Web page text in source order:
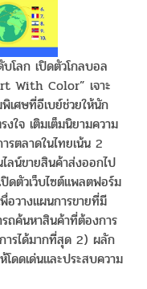
โลก เปิดตัวโกลบอล
With Color” เจาะ
เศษที่อีเบย์ช่วยให้นัก
ใจ เติมเต็มนิยามความ
รตลาดในไทยเน้น 2
ลน์ขายสินค้าส่งออกไป
ดตัวเว็บไซต์แพลตฟอร์ม
อวางแผนการขายที่มี
ถค้นหาสินค้าที่ต้องการ
ารได้มากที่สุด 2) ผลัก
ดดเด่นและประสบความ